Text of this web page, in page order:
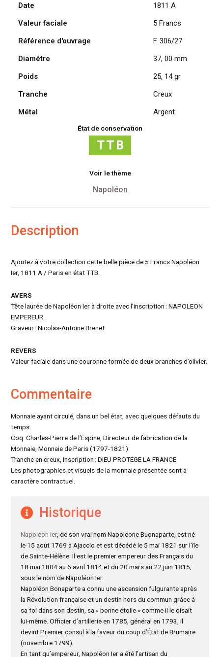
Napoléon
1811
Paris
Date
1811 A
Valeur faciale
5 Francs
Référence d'ouvrage
F. 306/27
Diamétre
37, 00 mm
Poids
25, 14 gr
Tranche
Creux
Métal
Argent
État de conservation
Voir le thème
Napoléon
Description
Ajoutez à votre collection cette belle pièce de 5 Francs Napoléon
Ier, 1811 A / Paris en état TTB.
AVERS
Tête laurée de Napoléon Ier à droite avec l’inscription : NAPOLEON
EMPEREUR.
Graveur : Nicolas-Antoine Brenet
REVERS
Valeur faciale dans une couronne formée de deux branches d’olivier.
Commentaire
Monnaie ayant circulé, dans un bel état, avec quelques défauts du
temps.
Coq: Charles-Pierre de l’Espine, Directeur de fabrication de la
Monnaie, Monnaie de Paris (1797-1821)
Tranche en creux, Inscription : DIEU PROTEGE LA FRANCE
Les photographies et visuels de la monnaie présentée sont à
caractère contractuel.
Historique
Napoléon Ier, de son vrai nom Napoleone Buonaparte, est né
le 15 août 1769 à Ajaccio et est décédé le 5 mai 1821 sur l’île
de Sainte-Hélène. Il est le premier empereur des Français du
18 mai 1804 au 6 avril 1814 et du 20 mars au 22 juin 1815,
sous le nom de Napoléon Ier.
Napoléon Bonaparte a connu une ascension fulgurante après
la Révolution française et un destin hors du commun grâce à
sa foi dans son destin, sa « bonne étoile » comme il le disait
lui-même. Officier d’artillerie en 1785, général en 1793, il
devint Premier consul à la faveur du coup d’État de Brumaire
(novembre 1799).
En tant qu’empereur, Napoléon Ier a été l’artisan du